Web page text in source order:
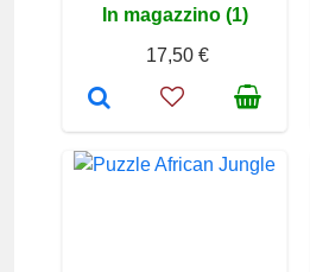
In magazzino (1)
17,50 €